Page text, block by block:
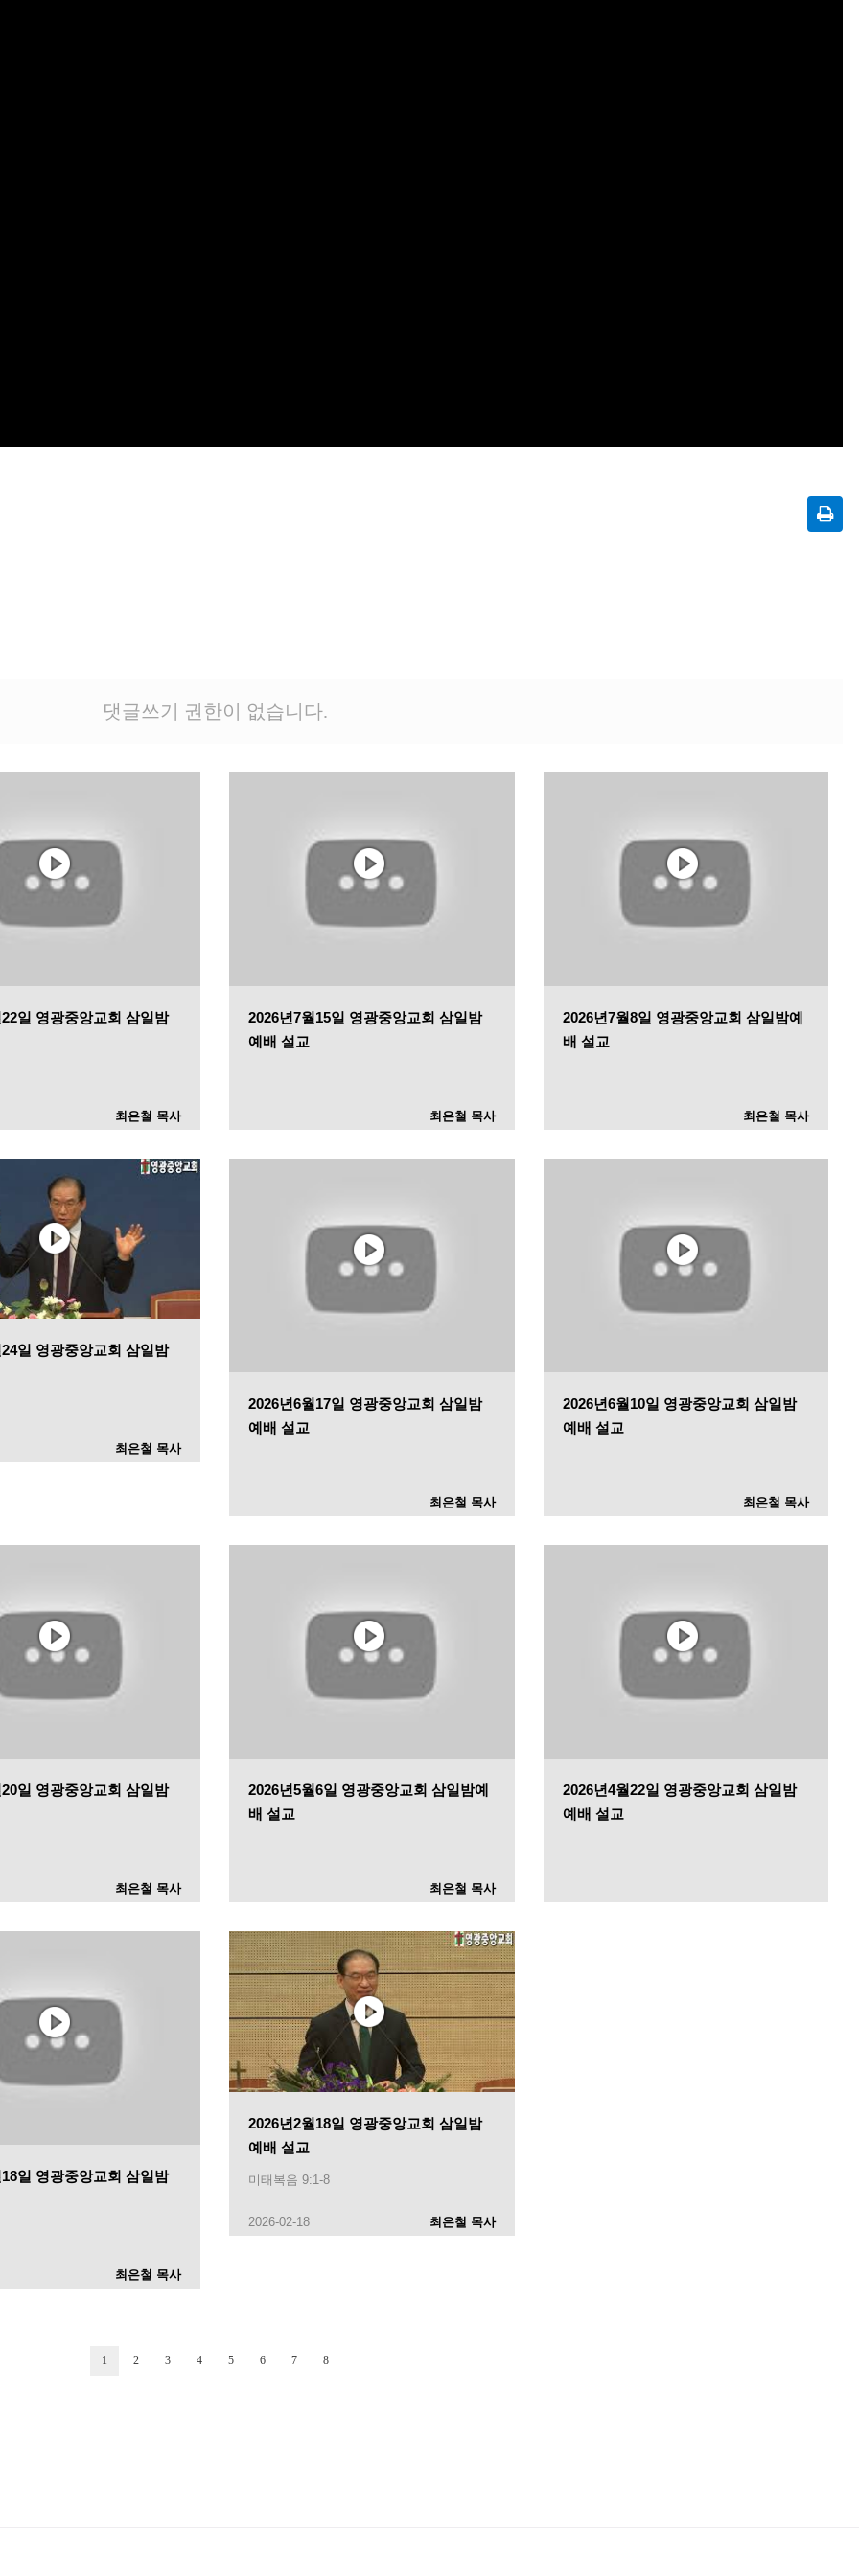
댓글쓰기 권한이 없습니다.
일 영광중앙교회 삼일밤
최은철 목사
2026년7월15일 영광중앙교회 삼일밤
예배 설교
최은철 목사
2026년7월8일 영광중앙교회 삼일밤예
배 설교
최은철 목사
일 영광중앙교회 삼일밤
최은철 목사
2026년6월17일 영광중앙교회 삼일밤
예배 설교
최은철 목사
2026년6월10일 영광중앙교회 삼일밤
예배 설교
최은철 목사
일 영광중앙교회 삼일밤
최은철 목사
2026년5월6일 영광중앙교회 삼일밤예
배 설교
최은철 목사
2026년4월22일 영광중앙교회 삼일밤
예배 설교
일 영광중앙교회 삼일밤
최은철 목사
2026년2월18일 영광중앙교회 삼일밤
예배 설교
미태복음 9:1-8
2026-02-18 최은철 목사
1 2 3 4 5 6 7 8